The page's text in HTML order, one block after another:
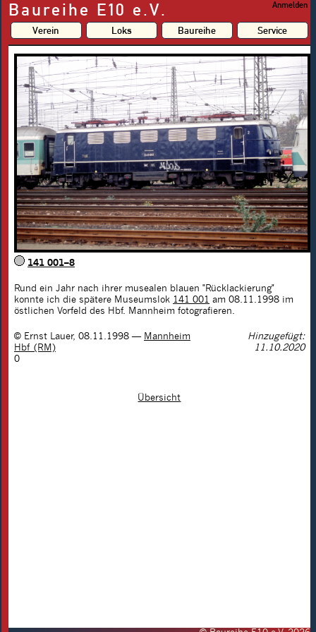
Baureihe E10 e.V. Anmelden
Verein Loks Baureihe Service
141 001–8
Rund ein Jahr nach ihrer musealen blauen "Rücklackierung"
konnte ich die spätere Museumslok 141 001 am 08.11.1998 im
östlichen Vorfeld des Hbf. Mannheim fotografieren.
© Ernst Lauer, 08.11.1998 — Mannheim
Hbf (RM)
Hinzugefügt:
11.10.2020
0
Übersicht